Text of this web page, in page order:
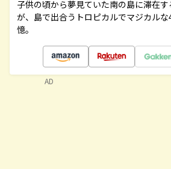
子供の頃から夢見ていた南の島に滞在
が、島で出合うトロピカルでマジカル
憶。
AD